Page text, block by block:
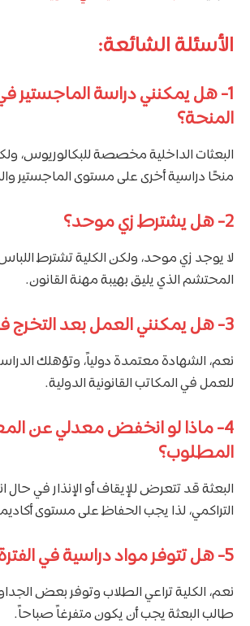
الأسئلة الشائعة:
1- هل يمكنني دراسة الماجستير في
المنحة؟
البعثات الداخلية مخصصة للبكالوريوس،
منحًا دراسية أخرى على مستوى الماجستير
2- هل يشترط زي موحد؟
لا يوجد زي موحد، ولكن الكلية تشترط
المحتشم الذي يليق بهيبة مهنة القانون.
3- هل يمكنني العمل بعد التخرج
نعم، الشهادة معتمدة دولياً، وتؤهلك الدراسة
للعمل في المكاتب القانونية الدولية.
4- ماذا لو انخفض معدلي عن
المطلوب؟
البعثة قد تتعرض للإيقاف أو الإنذار في
التراكمي، لذا يجب الحفاظ على مستوى
5- هل تتوفر مواد دراسية في
نعم، الكلية تراعي الطلاب وتوفر بعض
طالب البعثة يجب أن يكون متفرغاً صباحاً.